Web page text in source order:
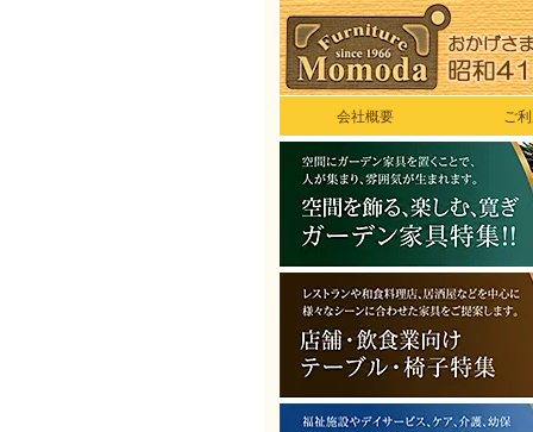
会社概要 ご